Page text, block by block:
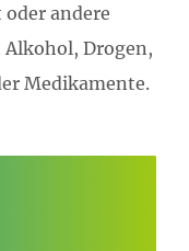
andere
Alkohol, Drogen,
Medikamente.